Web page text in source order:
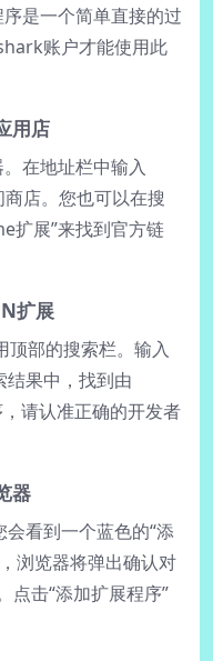
是一个简单直接的过
账户才能使用此
用店
在地址栏中输入
店。您也可以在搜
扩展”来找到官方链
扩展
部的搜索栏。输入
结果中，找到由
请认准正确的开发者
器
看到一个蓝色的“添
浏览器将弹出确认对
点击“添加扩展程序”